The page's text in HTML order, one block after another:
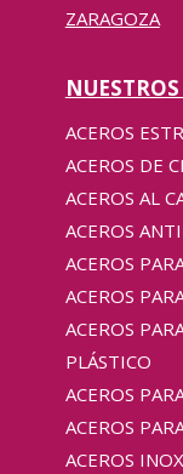
ZARAGOZA
ACEROS
ACEROS DE
ACEROS AL
ACEROS
ACEROS
ACEROS
ACEROS
PLÁSTICO
ACEROS
ACEROS
ACEROS